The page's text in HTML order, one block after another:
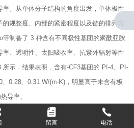
。从单体分子结构的角度出发，单体极性
规整度、内部的紧密程度以及链的排列方
制备了 3 种含有不同极性基团的聚酰亚胺
、透明性、太阳吸收率、抗紫外辐射等性
示，结果表明，含有-CF3基团的 PI-4、PI-
0.28、0.31 W/(m·K)，明显高于未含有极
导率。
留言 电话